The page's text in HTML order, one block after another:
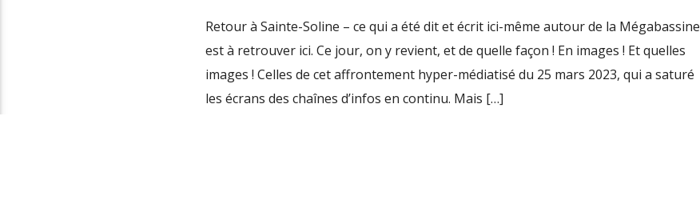
Retour à Sainte-Soline – ce qui a été dit et écrit ici-même autour de la Mégabassine
est à retrouver ici. Ce jour, on y revient, et de quelle façon ! En images ! Et quelles
images ! Celles de cet affrontement hyper-médiatisé du 25 mars 2023, qui a saturé
les écrans des chaînes d’infos en continu. Mais […]